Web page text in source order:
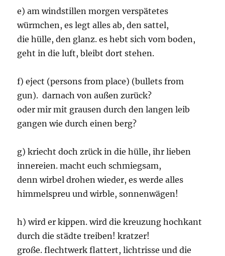
e) am windstillen morgen verspätetes
würmchen, es legt alles ab, den sattel,
die hülle, den glanz. es hebt sich vom boden,
geht in die luft, bleibt dort stehen.
f) eject (persons from place) (bullets from
gun). darnach von außen zurück?
oder mir mit grausen durch den langen leib
gangen wie durch einen berg?
g) kriecht doch zrück in die hülle, ihr lieben
innereien. macht euch schmiegsam,
denn wirbel drohen wieder, es werde alles
himmelspreu und wirble, sonnenwägen!
h) wird er kippen. wird die kreuzung hochkant
durch die städte treiben! kratzer!
große. flechtwerk flattert, lichtrisse und die